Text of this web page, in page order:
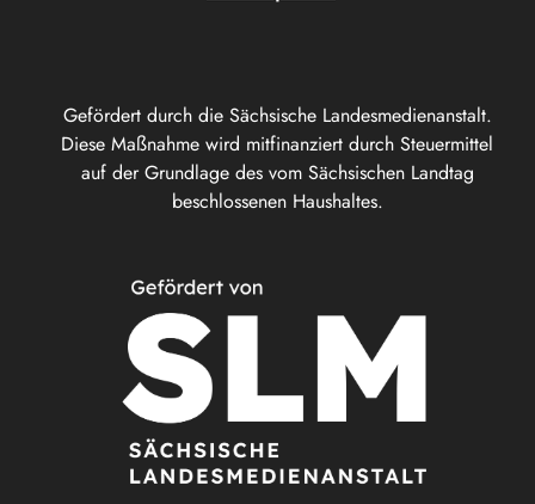
Gefördert durch die Sächsische Landesmedienanstalt.
Diese Maßnahme wird mitfinanziert durch Steuermittel
auf der Grundlage des vom Sächsischen Landtag
beschlossenen Haushaltes.